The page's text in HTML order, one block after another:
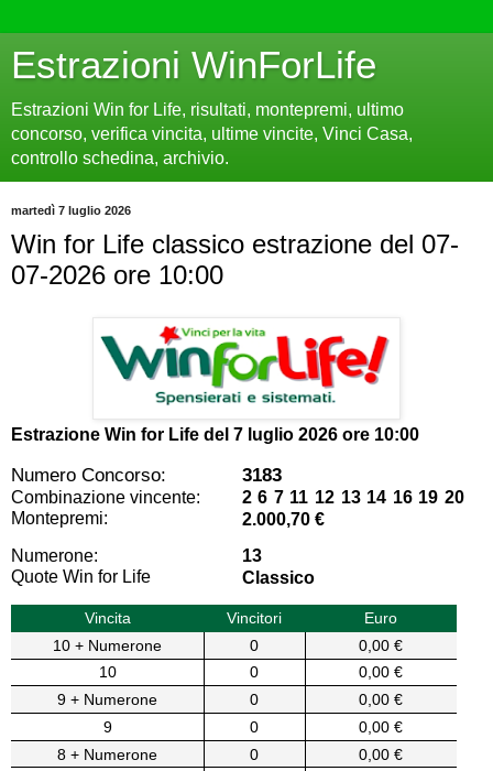
Estrazioni WinForLife
Estrazioni Win for Life, risultati, montepremi, ultimo
concorso, verifica vincita, ultime vincite, Vinci Casa,
controllo schedina, archivio.
martedì 7 luglio 2026
Win for Life classico estrazione del 07-
07-2026 ore 10:00
Estrazione Win for Life del 7 luglio 2026 ore 10:00
Numero Concorso: 3183
Combinazione vincente:
2 6 7 11 12 13 14 16 19 20
Montepremi:
2.000,70 €
Numerone:
13
Quote Win for Life
Classico
Vincita Vincitori
Euro
10 + Numerone
0
0,00 €
10
0
0,00 €
9 + Numerone
0
0,00 €
9
0
0,00 €
8 + Numerone
0
0,00 €